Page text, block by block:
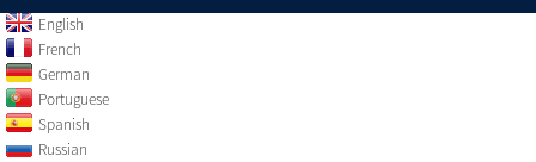
English
French
German
Portuguese
Spanish
Russian